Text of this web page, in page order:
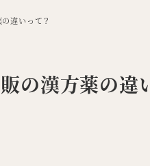
違いって？
の漢方薬の違